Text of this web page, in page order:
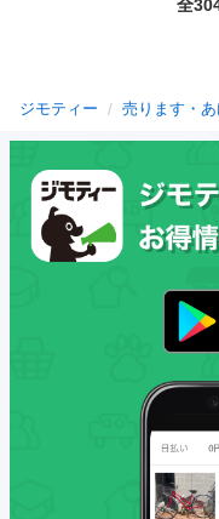
全
ジモティー 売ります・